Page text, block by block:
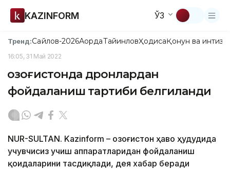
KAZINFORM ЎЗ
Тренд:Сайлов-2026АқордаТайинловҲодисаҚонун ва
16:05, 31 Май 2022
Қозоғистонда дронлардан
фойдаланиш тартиби белгиланди
NUR-SULTAN. Kazinform – Қозоғистон ҳаво ҳудудида
учувчисиз учиш аппаратларидан фойдаланиш
қоидаларини тасдиқлади, дея хабар беради